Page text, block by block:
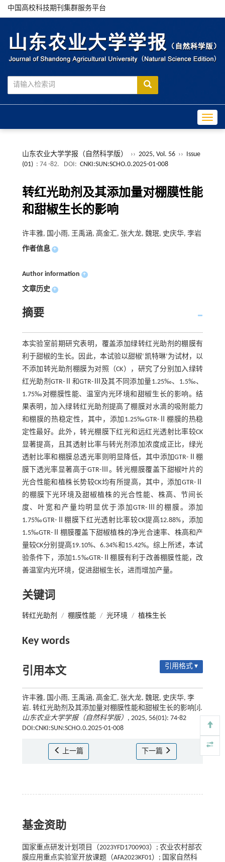
中国高校科技期刊集群服务平台
山东农业大学学报（自然科学版） ›› 2025, Vol. 56 ›› Issue
(01) : 74 -82. DOI: CNKI:SUN:SCHO.0.2025-01-008
转红光助剂及其添加量对棚膜性能
和甜椒生长的影响
许丰雅, 国小雨, 王禹涵, 高金汇, 张大龙, 魏珉, 史庆华, 李岩
作者信息 +
Author information +
文章历史 +
摘要
本实验室前期研究表明，覆盖添加绿转红光助剂的棚膜有
利于甜椒的生长。因此，本试验以甜椒‘凯特琳’为试材，以
不添加转光助剂棚膜为对照（CK），研究了分别加入绿转
红光助剂GTR-Ⅱ和GTR-Ⅲ及其不同添加量1.25‰、1.5‰、
1.75‰对棚膜性能、温室内光环境和甜椒生长的影响。结
果表明，加入绿转红光助剂提高了棚膜对水滴的吸附能力
和棚膜的热稳定性，其中，添加1.25‰GTR-Ⅱ棚膜的热稳
定性最好。此外，转光棚膜下红光和远红光透射比率较CK
显著提高，且其透射比率与转光剂添加浓度成正比，绿光
透射比率和棚膜总透光率则明显降低，其中添加GTR-Ⅱ棚
膜下透光率显著高于GTR-Ⅲ。转光棚膜覆盖下甜椒叶片的
光合性能和植株长势较CK均有所提高，其中，添加GTR-Ⅱ
的棚膜下光环境及甜椒植株的光合性能、株高、节间长
度、叶宽和产量均明显优于添加GTR-Ⅲ的棚膜。添加
1.75‰GTR-Ⅱ棚膜下红光透射比率较CK提高12.88%，添加
1.5‰GTR-Ⅱ棚膜覆盖下甜椒植株的净光合速率、株高和产
量较CK分别提高19.10%、6.34%和15.42%。综上所述，本试
验条件下，添加1.5‰GTR-Ⅱ棚膜有利于改善棚膜性能，改
善温室内光环境，促进甜椒生长，进而增加产量。
关键词
转红光助剂 / 棚膜性能 / 光环境 / 植株生长
Key words
引用本文 引用格式 ▾
许丰雅, 国小雨, 王禹涵, 高金汇, 张大龙, 魏珉, 史庆华, 李
岩. 转红光助剂及其添加量对棚膜性能和甜椒生长的影响[J].
山东农业大学学报（自然科学版） , 2025, 56(01): 74-82
DOI:CNKI:SUN:SCHO.0.2025-01-008
上一篇 下一篇
基金资助
国家重点研发计划项目（2023YFD1700903）; 农业农村部农
膜应用重点实验室开放课题（AFA2023KF01）; 国家自然科